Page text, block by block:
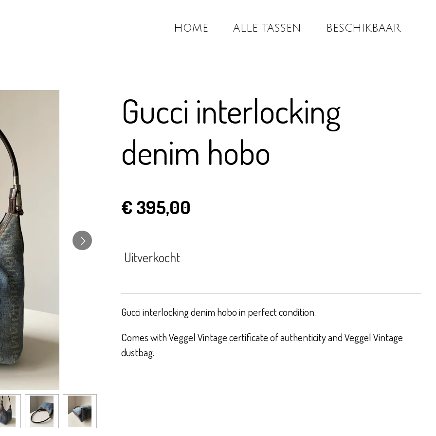
HOME ALLE TASSEN BESCHIKBAAR
Gucci interlocking
denim hobo
€ 395,00
Uitverkocht
Gucci interlocking denim hobo in perfect condition.
Comes with Veggel Vintage certificate of authenticity and Veggel Vintage
dustbag.